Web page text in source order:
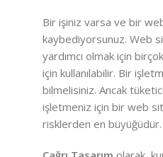
Bir işiniz varsa ve bir
kaybediyorsunuz. Web
yardımcı olmak için
için kullanılabilir. Bir
bilmelisiniz. Ancak
işletmeniz için bir web
risklerden en büyüğüdür.